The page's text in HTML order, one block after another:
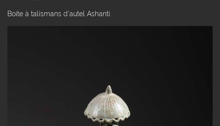
Boite à talismans d'autel Ashanti.